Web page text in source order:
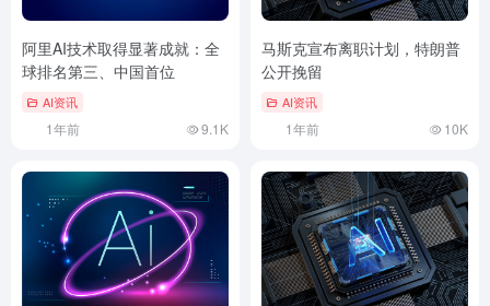
阿里AI技术取得显著成就：全
球排名第三、中国首位
AI资讯
1年前 9.1K
马斯克宣布离职计划，特朗普
公开挽留
AI资讯
1年前 10K